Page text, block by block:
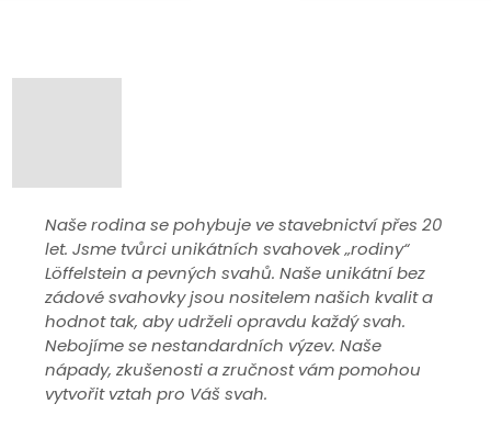
Naše rodina se pohybuje ve stavebnictví přes 20
let. Jsme tvůrci unikátních svahovek „rodiny“
Löffelstein a pevných svahů. Naše unikátní bez
zádové svahovky jsou nositelem našich kvalit a
hodnot tak, aby udrželi opravdu každý svah.
Nebojíme se nestandardních výzev. Naše
nápady, zkušenosti a zručnost vám pomohou
vytvořit vztah pro Váš svah.